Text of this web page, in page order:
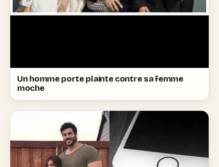
Un homme porte plainte contre sa femme
moche